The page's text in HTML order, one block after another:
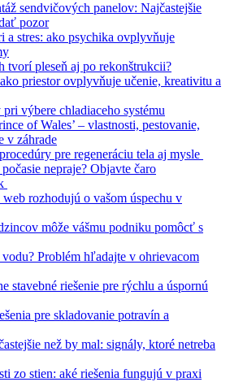
sendvičových panelov: Najčastejšie
pozor
a stres: ako psychika ovplyvňuje
tvorí pleseň aj po rekonštrukcii?
priestor ovplyvňuje učenie, kreativitu a
výbere chladiaceho systému
of Wales’ – vlastnosti, pestovanie,
v záhrade
pre regeneráciu tela aj mysle
nepraje? Objavte čaro
rozhodujú o vašom úspechu v
môže vášmu podniku pomôcť s
vodu? Problém hľadajte v ohrievacom
stavebné riešenie pre rýchlu a úspornú
pre skladovanie potravín a
než by mal: signály, ktoré netreba
zo stien: aké riešenia fungujú v praxi